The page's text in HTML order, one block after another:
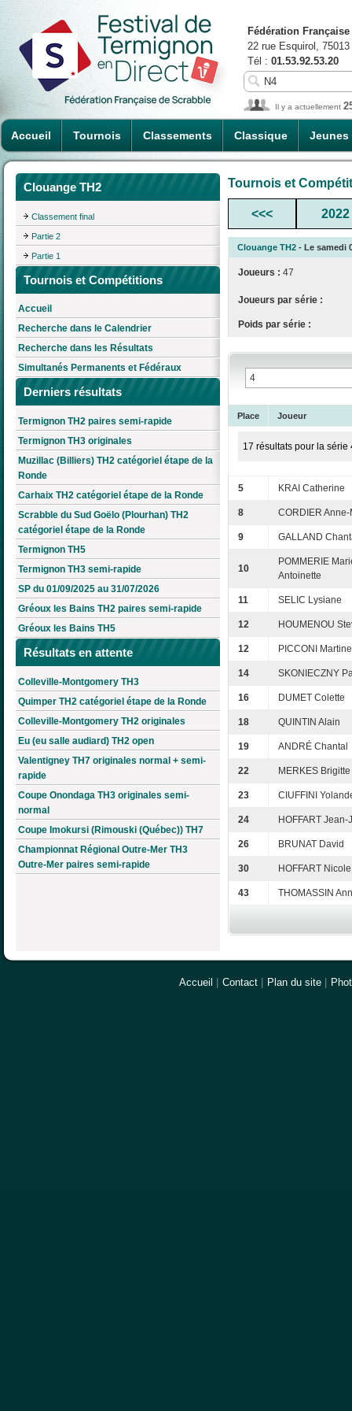
Accueil Tournois Classements Classique Jeunes
Fédération
22 rue Esquirol,
Tél : 01.53.92.53.20
Il y a actuellement
Clouange TH2
Classement final
Partie 2
Partie 1
Tournois et Compétitions
Accueil
Recherche dans le Calendrier
Recherche dans les Résultats
Simultanés Permanents et Fédéraux
Derniers résultats
Termignon TH2 paires semi-rapide
Termignon TH3 originales
Muzillac (Billiers) TH2 catégoriel étape de la
Ronde
Carhaix TH2 catégoriel étape de la Ronde
Scrabble du Sud Goëlo (Plourhan) TH2
catégoriel étape de la Ronde
Termignon TH5
Termignon TH3 semi-rapide
SP du 01/09/2025 au 31/07/2026
Gréoux les Bains TH2 paires semi-rapide
Gréoux les Bains TH5
Résultats en attente
Colleville-Montgomery TH3
Quimper TH2 catégoriel étape de la Ronde
Colleville-Montgomery TH2 originales
Eu (eu salle audiard) TH2 open
Valentigney TH7 originales normal + semi-
rapide
Coupe Onondaga TH3 originales semi-
normal
Coupe Imokursi (Rimouski (Québec)) TH7
Championnat Régional Outre-Mer TH3
Outre-Mer paires semi-rapide
Tournois et
<<< 2022
Clouange TH2 - Le samedi
Joueurs : 47
Joueurs par série :
Poids par série :
Place Joueur
17 résultats pour la série
5 KRAI Catherine
8 CORDIER
9 GALLAND
10
POMMERIE
Antoinette
11 SELIC Lysiane
12 HOUMENOU
12 PICCONI Martine
14 SKONIECZNY
16 DUMET Colette
18 QUINTIN Alain
19 ANDRÉ Chantal
22 MERKES Brigitte
23 CIUFFINI
24 HOFFART Jean-
26 BRUNAT David
30 HOFFART Nicole
43 THOMASSIN
Accueil Contact Plan du site